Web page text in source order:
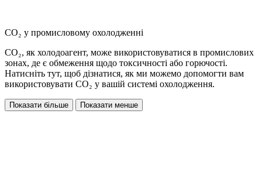
CO₂ у промисловому охолодженні
CO₂, як холодоагент, може використовуватися в промислових
зонах, де є обмеження щодо токсичності або горючості.
Натисніть тут, щоб дізнатися, як ми можемо допомогти вам
використовувати CO₂ у вашій системі охолодження.
Показати більше Показати менше